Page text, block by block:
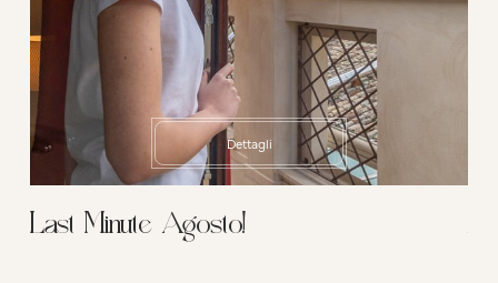
Dettagli
Last Minute Agosto!